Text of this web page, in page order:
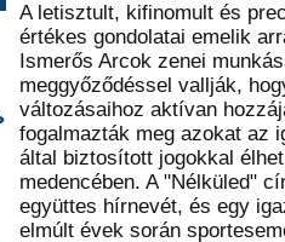
Látogasson el képtárunkba! Látogasson
A letisztult, kifinomult és
értékes gondolatai emelik
Ismerős Arcok zenei
meggyőződéssel vallják,
változásaihoz aktívan
fogalmazták meg azokat az
által biztosított jogokkal
medencében. A "Nélküled"
együttes hírnevét, és egy
elmúlt évek során